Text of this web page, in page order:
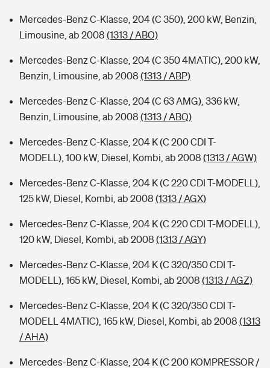
Mercedes-Benz C-Klasse, 204 (C 350), 200 kW, Benzin,
Limousine, ab 2008 (1313 / ABO)
Mercedes-Benz C-Klasse, 204 (C 350 4MATIC), 200 kW,
Benzin, Limousine, ab 2008 (1313 / ABP)
Mercedes-Benz C-Klasse, 204 (C 63 AMG), 336 kW,
Benzin, Limousine, ab 2008 (1313 / ABQ)
Mercedes-Benz C-Klasse, 204 K (C 200 CDI T-
MODELL), 100 kW, Diesel, Kombi, ab 2008 (1313 / AGW)
Mercedes-Benz C-Klasse, 204 K (C 220 CDI T-MODELL),
125 kW, Diesel, Kombi, ab 2008 (1313 / AGX)
Mercedes-Benz C-Klasse, 204 K (C 220 CDI T-MODELL),
120 kW, Diesel, Kombi, ab 2008 (1313 / AGY)
Mercedes-Benz C-Klasse, 204 K (C 320/350 CDI T-
MODELL), 165 kW, Diesel, Kombi, ab 2008 (1313 / AGZ)
Mercedes-Benz C-Klasse, 204 K (C 320/350 CDI T-
MODELL 4MATIC), 165 kW, Diesel, Kombi, ab 2008 (1313
/ AHA)
Mercedes-Benz C-Klasse, 204 K (C 200 KOMPRESSOR /